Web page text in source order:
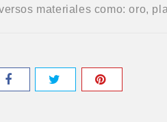
materiales como: oro,